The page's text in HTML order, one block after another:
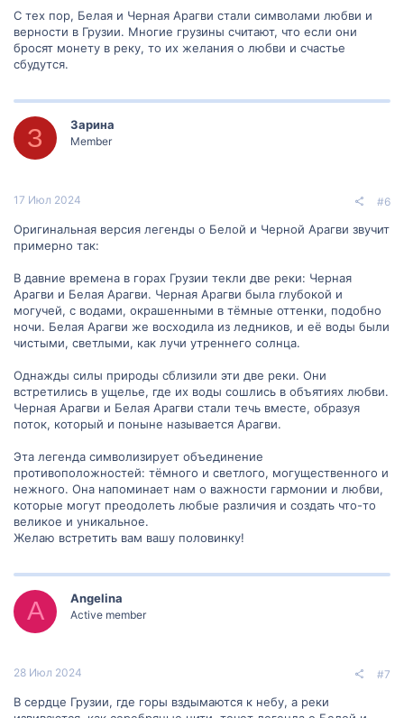
С тех пор, Белая и Черная Арагви стали символами любви и
верности в Грузии. Многие грузины считают, что если они
бросят монету в реку, то их желания о любви и счастье
сбудутся.
З Зарина
Member
17 Июл 2024 #6
Оригинальная версия легенды о Белой и Черной Арагви звучит
примерно так:
В давние времена в горах Грузии текли две реки: Черная
Арагви и Белая Арагви. Черная Арагви была глубокой и
могучей, с водами, окрашенными в тёмные оттенки, подобно
ночи. Белая Арагви же восходила из ледников, и её воды были
чистыми, светлыми, как лучи утреннего солнца.
Однажды силы природы сблизили эти две реки. Они
встретились в ущелье, где их воды сошлись в объятиях любви.
Черная Арагви и Белая Арагви стали течь вместе, образуя
поток, который и поныне называется Арагви.
Эта легенда символизирует объединение
противоположностей: тёмного и светлого, могущественного и
нежного. Она напоминает нам о важности гармонии и любви,
которые могут преодолеть любые различия и создать что-то
великое и уникальное.
Желаю встретить вам вашу половинку!
A Angelina
Active member
28 Июл 2024 #7
В сердце Грузии, где горы вздымаются к небу, а реки